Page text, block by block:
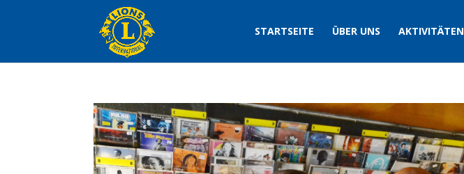
STARTSEITE ÜBER UNS AKTIVITÄTEN